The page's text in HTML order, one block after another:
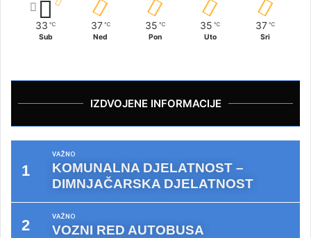
33 ℃
Sub
37 ℃
Ned
35 ℃
Pon
35 ℃
Uto
37 ℃
Sri
IZDVOJENE INFORMACIJE
VAŽNO
KOMUNALNA DJELATNOST –
DIMNJAČARSKA DJELATNOST
VAŽNO
VOZNI RED AUTOBUSA